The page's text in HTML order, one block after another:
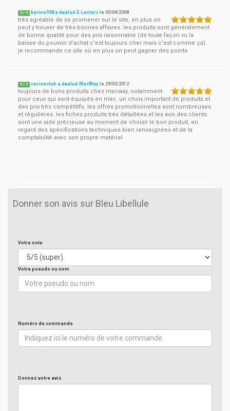
5 / 5 karine558 a évalué E-Leclerc le05/09/2008
très agréable de se promener sur le site, en plus on
peut y trouver de très bonnes affaires. les produits sont généralement
de bonne qualité pour des prix raisonnable (de toute façon vu la
baisse du pouvoir d'achat c'est toujours cher mais c'est comme ça).
je recommande ce site où en plus on peut gagner des points
5 / 5 ceriseclub a évalué MacWay le 29/02/2012
toujours de bons produits chez macway, notamment
pour ceux qui sont équipés en mac. un choix important de produits et
des prix très compétitifs. les offres promotionnelles sont nombreuses
et régulières. les fiches produits très détaillées et les avis des clients
sont une aide précieuse au moment de choisir le bon produit, en
regard des spécifications techniques bien renseignées et de la
comptabilité avec son propre matériel
Donner son avis sur Bleu Libellule
Votre note
Votre pseudo ou nom
Numéro de commande
Donnez votre avis